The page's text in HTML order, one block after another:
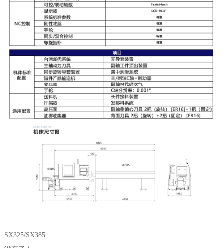
SX325/SX385